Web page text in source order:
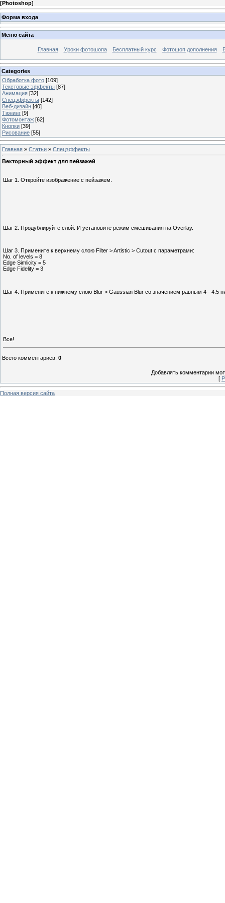
[Photoshop]
Форма входа
Меню сайта
Главная Уроки фотошопа Бесплатный курс Фотошоп дополнения
Categories
Обработка фото [109]
Текстовые эффекты [87]
Анимация [32]
Спецэффекты [142]
Веб-дизайн [40]
Тюнинг [9]
Фотомонтаж [62]
Кнопки [39]
Рисование [55]
Главная » Статьи » Спецэффекты
Векторный эффект для пейзажей
Шаг 1 . Откройте изображение с пейзажем.
Шаг 2 . Продублируйте слой. И установите режим смешивания на Overlay.
Шаг 3 . Примените к верхнему слою Filter >Artistic > Cutout с параметрами:
No. of levels = 8
Edge Simlicity = 5
Edge Fidelity = 3
Шаг 4 . Примените к нижнему слою Blur > Gaussian Blur со значением равным 4 - 4.5
Все!
Всего комментариев: 0
Добавлять комментарии
[
Полная версия сайта